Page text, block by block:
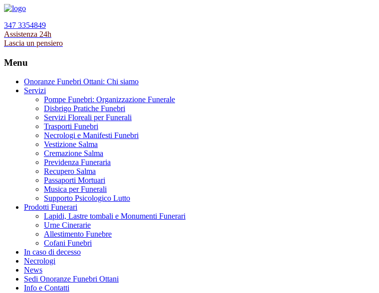
347 3354849
Assistenza 24h
Lascia un pensiero
Menu
Onoranze Funebri Ottani: Chi siamo
Servizi
Pompe Funebri: Organizzazione Funerale
Disbrigo Pratiche Funebri
Servizi Floreali per Funerali
Trasporti Funebri
Necrologi e Manifesti Funebri
Vestizione Salma
Cremazione Salma
Previdenza Funeraria
Recupero Salma
Passaporti Mortuari
Musica per Funerali
Supporto Psicologico Lutto
Prodotti Funerari
Lapidi, Lastre tombali e Monumenti Funerari
Urne Cinerarie
Allestimento Funebre
Cofani Funebri
In caso di decesso
Necrologi
News
Sedi Onoranze Funebri Ottani
Info e Contatti